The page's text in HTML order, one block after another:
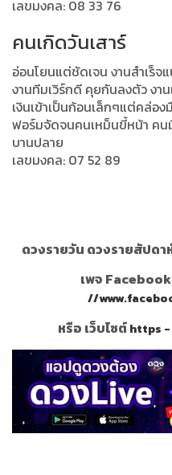
เลขมงคล: 08 33 76
คนเกิดวันเสาร์
อ่อนโยนแต่ชัดเจน งานสำเร็จ
งานทีมเวิร์กดี คุยกันลงตัว งา
เงินเข้าเป็นก้อนเล็กๆแต่คล่อ
ฟอร์มจัดจนคนเหม็นขี้หน้า คน
บานปลาย
เลขมงคล: 07 52 89
ดวงรายวัน ดวงรายสัปด
เพจ
//
หรือ เว็บไซต์https -